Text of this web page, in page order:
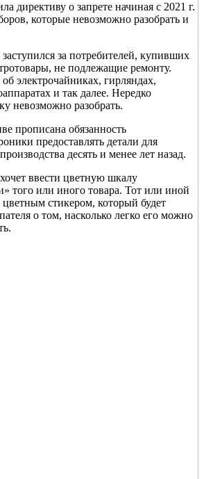
директиву о запрете начиная с 2021 г.
которые невозможно разобрать и
за потребителей, купивших
не подлежащие ремонту.
электрочайниках, гирляндах,
и так далее. Нередко
невозможно разобрать.
прописана обязанность
предоставлять детали для
десять и менее лет назад.
ввести цветную шкалу
того или иного товара. Тот или иной
цветным стикером, который будет
о том, насколько легко его можно